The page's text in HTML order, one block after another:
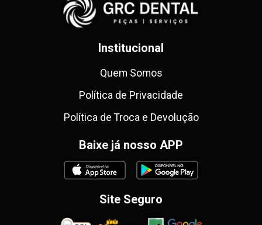
Institucional
Quem Somos
Política de Privacidade
Política de Troca e Devolução
Baixe já nosso APP
Site Seguro